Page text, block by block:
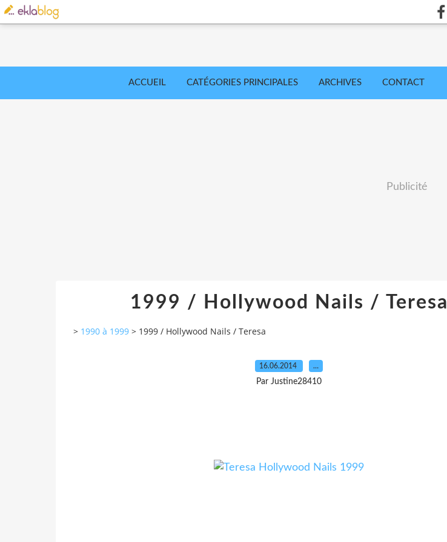
ACCUEIL CATÉGORIES PRINCIPALES ARCHIVES CONTACT
Publicité
1999 / Hollywood Nails / Teresa
> 1990 à 1999 > 1999 / Hollywood Nails / Teresa
16.06.2014 …
Par Justine28410